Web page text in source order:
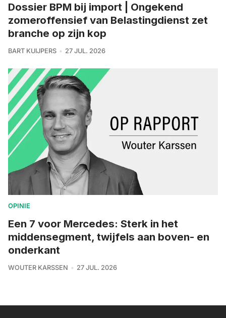
Dossier BPM bij import | Ongekend
zomeroffensief van Belastingdienst zet
branche op zijn kop
BART KUIJPERS 27 JUL. 2026
OPINIE
Een 7 voor Mercedes: Sterk in het
middensegment, twijfels aan boven- en
onderkant
WOUTER KARSSEN 27 JUL. 2026